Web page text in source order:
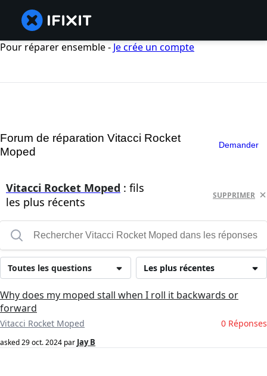
Pour réparer ensemble - Je crée un compte
Forum de réparation Vitacci Rocket
Moped
Demander
Vitacci Rocket Moped : fils
les plus récents
SUPPRIMER
Les plus récentes
Toutes les questions
Why does my moped stall when I roll it backwards or
forward
Vitacci Rocket Moped 0 Réponses
asked29 oct. 2024 par Jay B